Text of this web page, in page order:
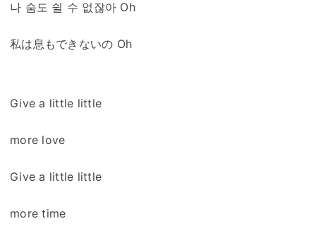
나 숨도 쉴 수 없잖아 Oh
私は息もできないの Oh
Give a little little
more love
Give a little little
more time